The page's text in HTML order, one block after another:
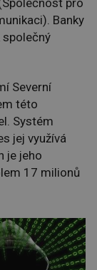
Banky
společný
Severní
této
Systém
jej využívá
je jeho
17 milionů